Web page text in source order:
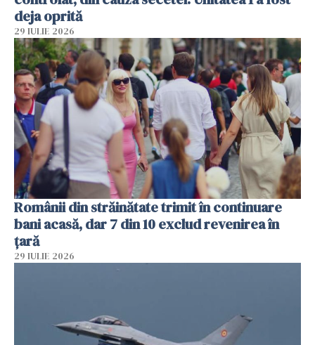
deja oprită
29 IULIE 2026
Românii din străinătate trimit în continuare
bani acasă, dar 7 din 10 exclud revenirea în
țară
29 IULIE 2026